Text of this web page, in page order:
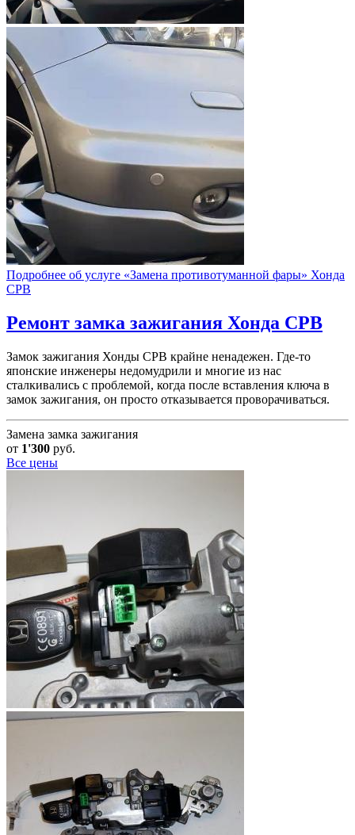
Подробнее об услуге «Замена противотуманной фары» Хонда
СРВ
Ремонт замка зажигания Хонда СРВ
Замок зажигания Хонды СРВ крайне ненадежен. Где-то
японские инженеры недомудрили и многие из нас
сталкивались с проблемой, когда после вставления ключа в
замок зажигания, он просто отказывается проворачиваться.
Замена замка зажигания
от 1'300 руб.
Все цены